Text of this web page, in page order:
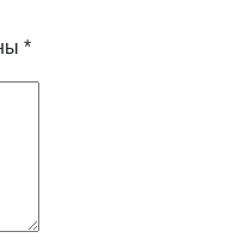
*